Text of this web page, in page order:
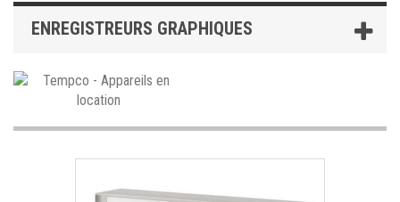
ENREGISTREURS GRAPHIQUES